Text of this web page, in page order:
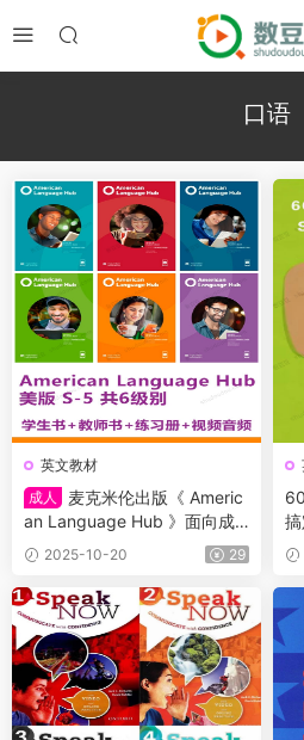
口语
英文教材
成人
麦克米伦出版《 Americ
an Language Hub 》面向成
人的六级别通用英语教材，CE
FR等级横跨A1 – C1，学生书
+教师书+练习册+视频音频
2025-10-20 29
k